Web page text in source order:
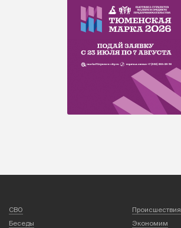
СВО
Происшествия
Беседы
Экономим